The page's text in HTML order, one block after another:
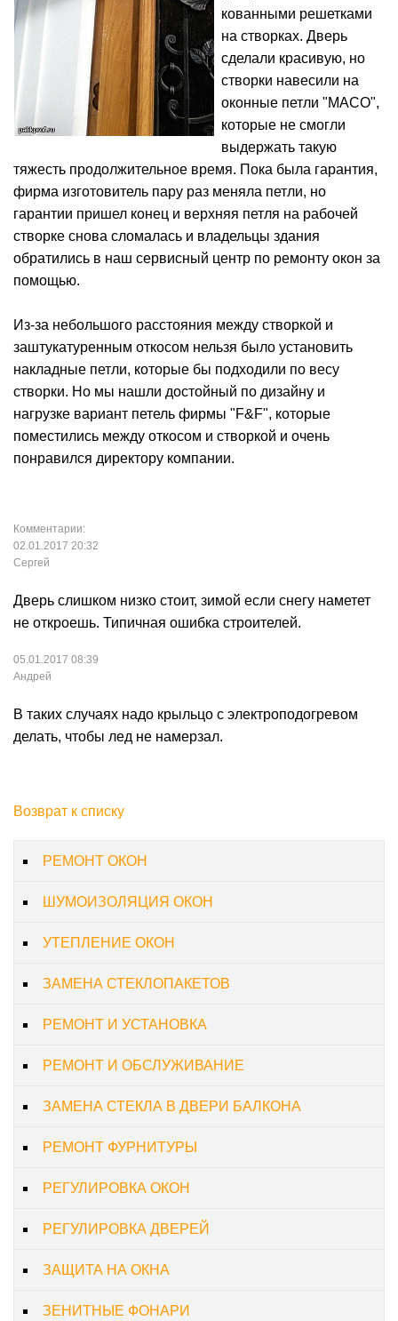
РЕМОНТ ОКОН
ШУМОИЗОЛЯЦИЯ ОКОН
УТЕПЛЕНИЕ ОКОН
ЗАМЕНА СТЕКЛОПАКЕТОВ
РЕМОНТ И УСТАНОВКА
РЕМОНТ И ОБСЛУЖИВАНИЕ
ЗАМЕНА СТЕКЛА В ДВЕРИ БАЛКОНА
РЕМОНТ ФУРНИТУРЫ
РЕГУЛИРОВКА ОКОН
РЕГУЛИРОВКА ДВЕРЕЙ
ЗАЩИТА НА ОКНА
ЗЕНИТНЫЕ ФОНАРИ
кованными решетками
на створках. Дверь
сделали красивую, но
створки навесили на
оконные петли "MACO",
которые не смогли
выдержать такую
тяжесть продолжительное время. Пока была гарантия,
фирма изготовитель пару раз меняла петли, но
гарантии пришел конец и верхняя петля на рабочей
створке снова сломалась и владельцы здания
обратились в наш сервисный центр по ремонту окон за
помощью.
Из-за небольшого расстояния между створкой и
заштукатуренным откосом нельзя было установить
накладные петли, которые бы подходили по весу
створки. Но мы нашли достойный по дизайну и
нагрузке вариант петель фирмы "F&F", которые
поместились между откосом и створкой и очень
понравился директору компании.
Комментарии:
02.01.2017 20:32
Сергей
Дверь слишком низко стоит, зимой если снегу наметет
не откроешь. Типичная ошибка строителей.
05.01.2017 08:39
Андрей
В таких случаях надо крыльцо с электроподогревом
делать, чтобы лед не намерзал.
Возврат к списку